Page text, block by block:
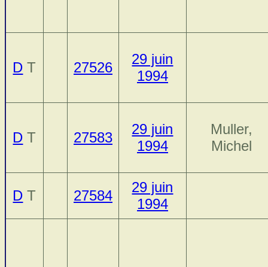
D T 27526
29 juin
1994
D T 27583
29 juin
1994
Muller,
Michel
D T 27584
29 juin
1994